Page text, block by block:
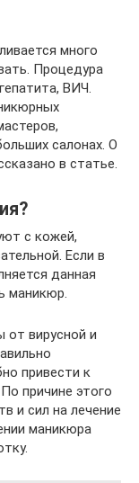
много
Процедура
ВИЧ.
салонах. О
в статье.
с кожей,
Если в
данная
маникюр.
от вирусной и
привести к
причине этого
и сил на лечение
маникюра